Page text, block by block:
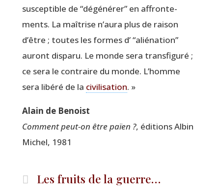
sus­cep­tible de “dégé­né­rer” en affron­te­
ments. La maî­trise n’aura plus de rai­son
d’être ; toutes les formes d’“alié­na­tion”
auront dis­pa­ru. Le monde sera trans­fi­gu­ré ;
ce sera le contraire du monde. L’homme
sera libé­ré de la civi­li­sa­tion. »
Alain de Benoist
Com­ment peut-on être païen ?, édi­tions Albin
Michel, 1981
Les fruits de la guerre…